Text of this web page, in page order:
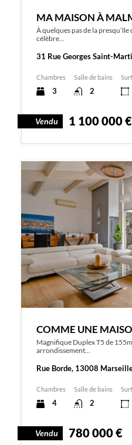
MA MAISON À
À quelques pas de la
célèbre…
31 Rue Georges Saint-
Chambres
3
Salle de bains
2
Vendu 1 100 000 €
COMME UNE
Magnifique Duplex T5 de
arrondissement…
Rue Borde, 13008
Chambres
4
Salle de bains
2
Vendu 780 000 €